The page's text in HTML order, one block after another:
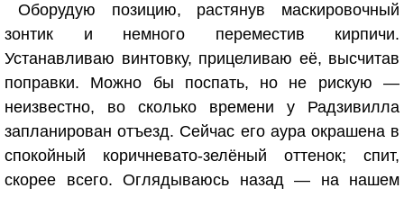
Оборудую позицию, растянув маскировочный
зонтик и немного переместив кирпичи.
Устанавливаю винтовку, прицеливаю её, высчитав
поправки. Можно бы поспать, но не рискую —
неизвестно, во сколько времени у Радзивилла
запланирован отъезд. Сейчас его аура окрашена в
спокойный коричневато-зелёный оттенок; спит,
скорее всего. Оглядываюсь назад — на нашем